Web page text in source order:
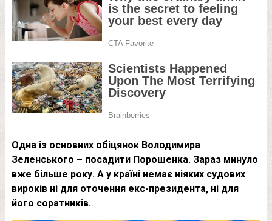
Одна із основних обіцянок Володимира
Зеленського – посадити Порошенка. Зараз минуло
вже більше року. А у країні немає ніяких судових
вироків ні для оточення екс-президента, ні для
його соратників.